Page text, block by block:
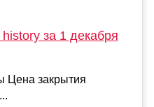
за 1 декабря
Цена закрытия